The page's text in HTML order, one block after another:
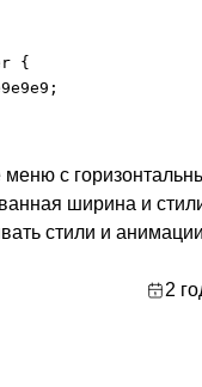
{
меню с
ширина и
стили и
2